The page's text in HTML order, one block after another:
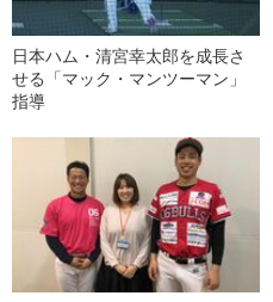
日本ハム・清宮幸太郎を成長さ
せる「マック・マンツーマン」
指導